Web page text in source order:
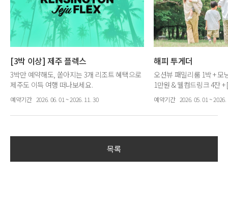
[3박 이상] 제주 플렉스
3박만 예약해도, 쏟아지는 3개 리조트 혜택으로
제주도 이득 여행 떠나보세요.
[3박 이상] 객실 20% 할인 + 5가지 혜택 1회 제공
예약기간 2026. 06. 01 ~ 2026. 11. 30
해피 투게더
오션뷰 패밀리룸 1박 + 모
1만원 & 웰컴드링크 4잔
입장권
예약기간 2026. 05. 01 ~ 2026.
목록